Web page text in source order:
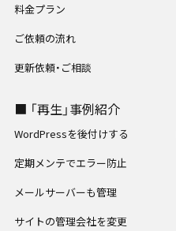
料金プラン
ご依頼の流れ
更新依頼・ご相談
■ 「再生」事例紹介
WordPressを後付けする
定期メンテでエラー防止
メールサーバーも管理
サイトの管理会社を変更